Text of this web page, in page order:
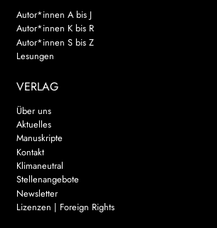
Autor*innen A bis J
Autor*innen K bis R
Autor*innen S bis Z
Lesungen
VERLAG
Über uns
Aktuelles
Manuskripte
Kontakt
Klimaneutral
Stellenangebote
Newsletter
Lizenzen | Foreign Rights